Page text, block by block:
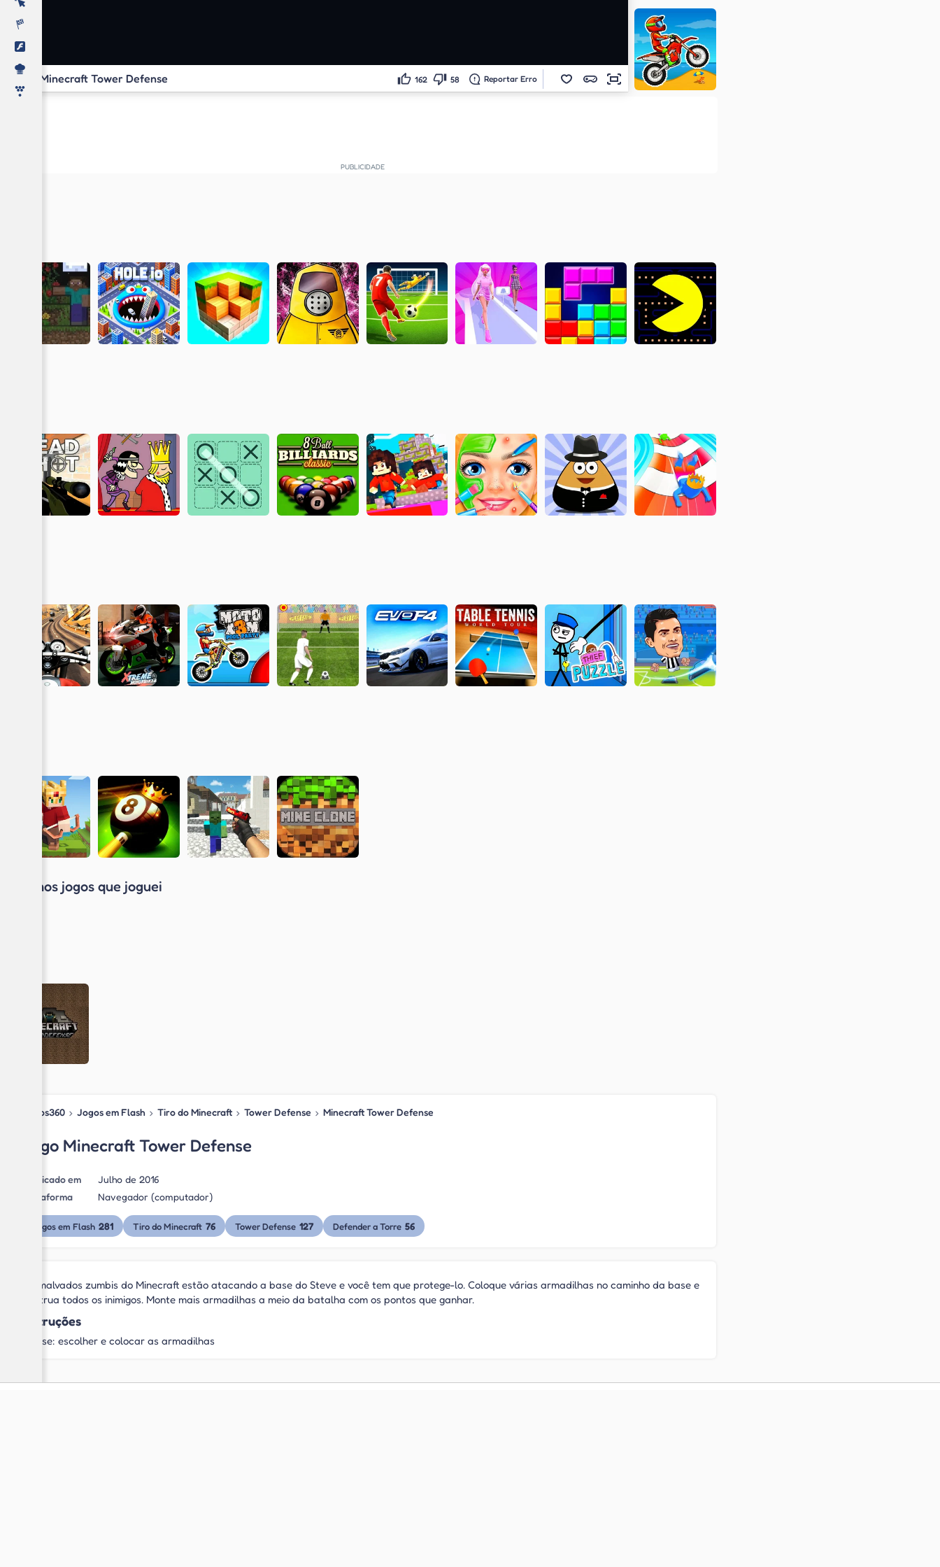
Minecraft Tower Defense 162 58 Reportar Erro
Últimos jogos que joguei
Jogos360 › Jogos em Flash › Tiro do Minecraft › Tower Defense › Minecraft Tower Defense
Jogo Minecraft Tower Defense
Publicado em
Julho de 2016
Plataforma
Navegador (computador)
Jogos em Flash 281 Tiro do Minecraft 76 Tower Defense 127 Defender a Torre 56
Os malvados zumbis do Minecraft estão atacando a base do Steve e você tem que protege-lo. Coloque várias armadilhas no caminho da base e
destrua todos os inimigos. Monte mais armadilhas a meio da batalha com os pontos que ganhar.
Instruções
Mouse: escolher e colocar as armadilhas
Jogue também